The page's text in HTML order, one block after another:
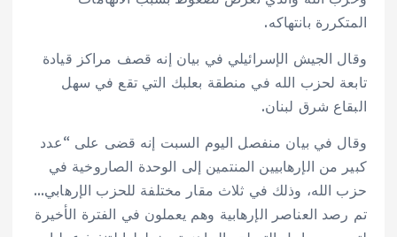
المتكررة بانتهاكه.
وقال الجيش الإسرائيلي في بيان إنه قصف مراكز قيادة
تابعة لحزب الله في منطقة بعلبك التي تقع في سهل
البقاع شرق لبنان.
وقال في بيان منفصل اليوم السبت إنه قضى على “عدد
كبير من الإرهابيين المنتمين إلى الوحدة الصاروخية في
حزب الله، وذلك في ثلاث مقار مختلفة للحزب الإرهابي…
تم رصد العناصر الإرهابية وهم يعملون في الفترة الأخيرة